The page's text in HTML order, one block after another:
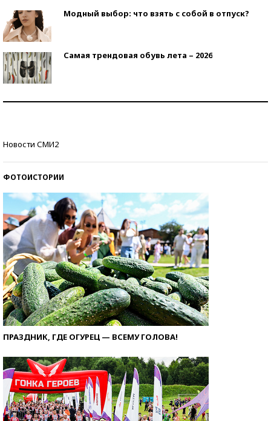
Модный выбор: что взять с собой в отпуск?
Самая трендовая обувь лета – 2026
Новости СМИ2
ФОТОИСТОРИИ
ПРАЗДНИК, ГДЕ ОГУРЕЦ — ВСЕМУ ГОЛОВА!